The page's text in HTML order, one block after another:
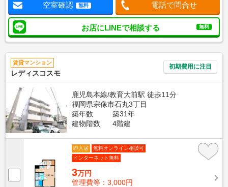
空室確認 無料 電話で問合せ
お店にLINEで相談する 無料
賃貸マンション
レディスコスモ
初期費用に注目
鹿児島本線/教育大前駅 徒歩11分
福岡県宗像市石丸3丁目
築年数
築31年
建物階数
4階建
即入居
無料オンライン相談可
インターネット無料
3万円
管理費等：3,000円